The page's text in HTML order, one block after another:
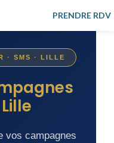
PRENDRE RDV
· SMS · LILLE
vos campagnes